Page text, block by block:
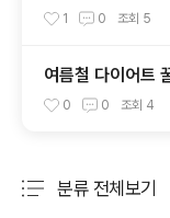
사실 알고 계신가
1 0 조회 5
여름철 다이어트
0 0 조회 4
분류 전체보기